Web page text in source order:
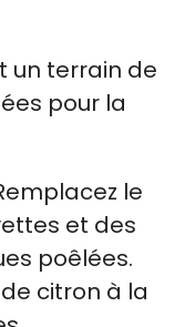
un terrain de
pour la
le
et des
poêlées.
citron à la